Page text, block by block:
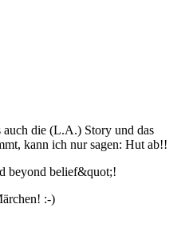
auch die (L.A.) Story und das
kann ich nur sagen: Hut ab!!
beyond belief&quot;!
:-)